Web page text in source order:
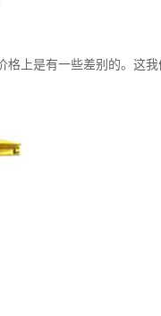
上是有一些差别的。这